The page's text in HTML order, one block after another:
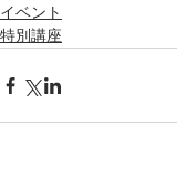
イベント
特別講座